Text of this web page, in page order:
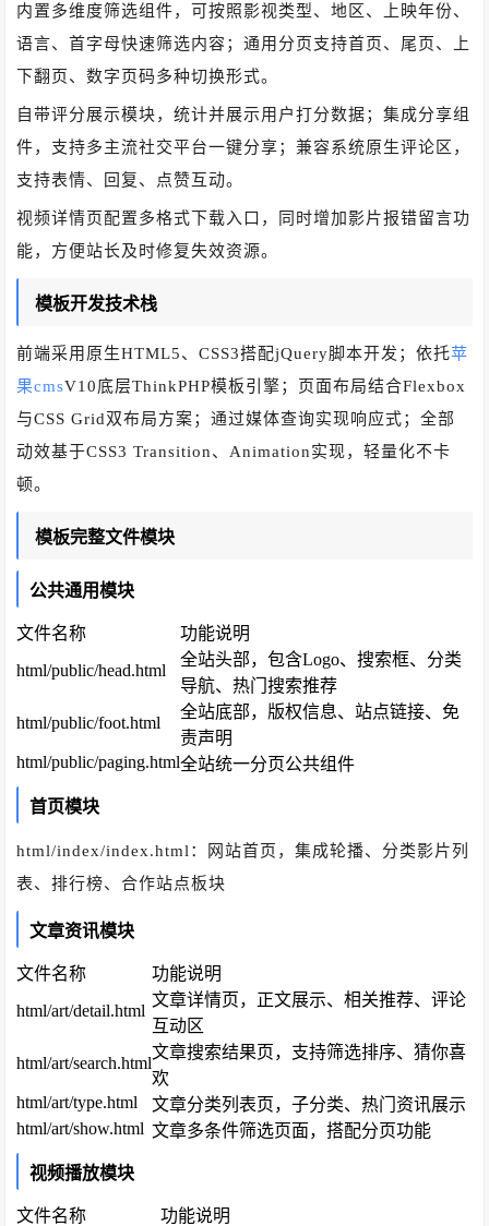
内置多维度筛选组件，可按照影视类型、地区、上映年份、
语言、首字母快速筛选内容；通用分页支持首页、尾页、上
下翻页、数字页码多种切换形式。
自带评分展示模块，统计并展示用户打分数据；集成分享组
件，支持多主流社交平台一键分享；兼容系统原生评论区，
支持表情、回复、点赞互动。
视频详情页配置多格式下载入口，同时增加影片报错留言功
能，方便站长及时修复失效资源。
模板开发技术栈
前端采用原生HTML5、CSS3搭配jQuery脚本开发；依托苹
果cmsV10底层ThinkPHP模板引擎；页面布局结合Flexbox
与CSS Grid双布局方案；通过媒体查询实现响应式；全部
动效基于CSS3 Transition、Animation实现，轻量化不卡
顿。
模板完整文件模块
公共通用模块
文件名称
功能说明
html/public/head.html
全站头部，包含Logo、搜索框、分类
导航、热门搜索推荐
html/public/foot.html
全站底部，版权信息、站点链接、免
责声明
html/public/paging.html全站统一分页公共组件
首页模块
html/index/index.html：网站首页，集成轮播、分类影片列
表、排行榜、合作站点板块
文章资讯模块
文件名称
功能说明
html/art/detail.html
文章详情页，正文展示、相关推荐、评论
互动区
html/art/search.html
文章搜索结果页，支持筛选排序、猜你喜
欢
html/art/type.html
文章分类列表页，子分类、热门资讯展示
html/art/show.html 文章多条件筛选页面，搭配分页功能
视频播放模块
文件名称
功能说明